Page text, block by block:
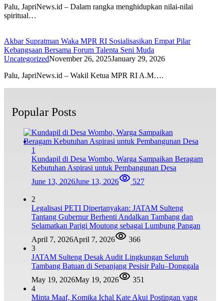
Palu, JapriNews.id – Dalam rangka menghidupkan nilai-nilai
spiritual…
Akbar Supratman Waka MPR RI Sosialisasikan Empat Pilar
Kebangsaan Bersama Forum Talenta Seni Muda
UncategorizedNovember 26, 2025January 29, 2026
Palu, JapriNews.id – Wakil Ketua MPR RI A.M….
Popular Posts
1
Kundapil di Desa Wombo, Warga Sampaikan Beragam
Kebutuhan Aspirasi untuk Pembangunan Desa
June 13, 2026June 13, 2026 527
2
Legalisasi PETI Dipertanyakan: JATAM Sulteng
Tantang Gubernur Berhenti Andalkan Tambang dan
Selamatkan Parigi Moutong sebagai Lumbung Pangan
April 7, 2026April 7, 2026
366
3
JATAM Sulteng Desak Audit Lingkungan Seluruh
Tambang Batuan di Sepanjang Pesisir Palu–Donggala
May 19, 2026May 19, 2026
351
4
Minta Maaf, Komika Ichal Kate Akui Postingan yang